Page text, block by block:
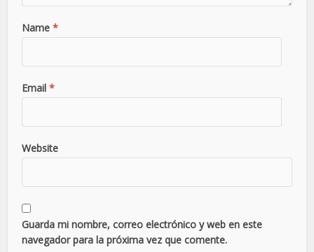
Name *
Email *
Website
Guarda mi nombre, correo electrónico y web en este
navegador para la próxima vez que comente.